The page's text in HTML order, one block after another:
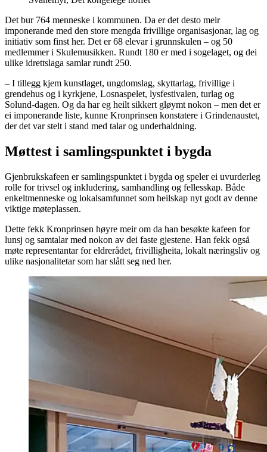
Det bur 764 menneske i kommunen. Da er det desto meir
imponerande med den store mengda frivillige organisasjonar, lag og
initiativ som finst her. Det er 68 elevar i grunnskulen – og 50
medlemmer i Skulemusikken. Rundt 180 er med i sogelaget, og dei
ulike idrettslaga samlar rundt 250.
– I tillegg kjem kunstlaget, ungdomslag, skyttarlag, frivillige i
grendehus og i kyrkjene, Losnaspelet, lysfestivalen, turlag og
Solund-dagen. Og da har eg heilt sikkert gløymt nokon – men det er
ei imponerande liste, kunne Kronprinsen konstatere i Grindenaustet,
der det var stelt i stand med talar og underhaldning.
Møttest i samlingspunktet i bygda
Gjenbrukskafeen er samlingspunktet i bygda og speler ei uvurderleg
rolle for trivsel og inkludering, samhandling og fellesskap. Både
enkeltmenneske og lokalsamfunnet som heilskap nyt godt av denne
viktige møteplassen.
Dette fekk Kronprinsen høyre meir om da han besøkte kafeen for
lunsj og samtalar med nokon av dei faste gjestene. Han fekk også
møte representantar for eldrerådet, frivilligheita, lokalt næringsliv og
ulike nasjonalitetar som har slått seg ned her.